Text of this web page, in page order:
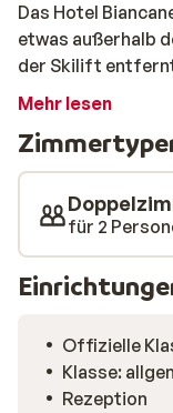
Das Hotel
etwas außerhalb
der Skilift
erreichst
ordentlich und
Nach dem
vorgesehenen
gemütlichen Bar
Unterkunft für
Atmosphäre von
Mehr lesen
für 2
Offizielle
Klasse:
Rezeption